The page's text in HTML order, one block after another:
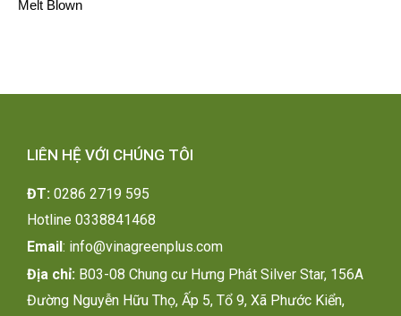
Melt Blown
LIÊN HỆ VỚI CHÚNG TÔI
ĐT: 0286 2719 595
Hotline 0338841468
Email: info@vinagreenplus.com
Địa chỉ: B03-08 Chung cư Hưng Phát Silver Star, 156A
Đường Nguyễn Hữu Thọ, Ấp 5, Tổ 9, Xã Phước Kiển,